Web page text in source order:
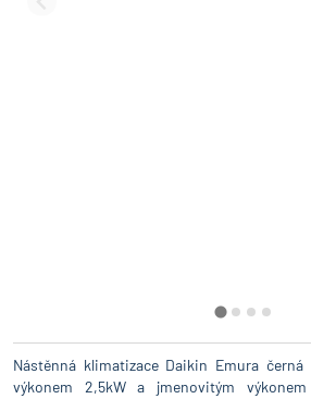
Nástěnná klimatizace Daikin Emura
výkonem 2,5kW a jmenovitým